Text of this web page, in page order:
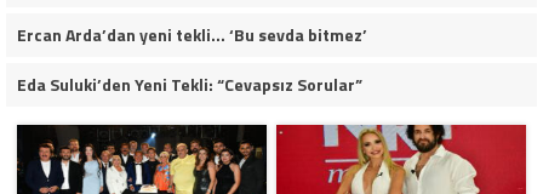
Ercan Arda’dan yeni tekli… ‘Bu sevda bitmez’
Eda Suluki’den Yeni Tekli: “Cevapsız Sorular”